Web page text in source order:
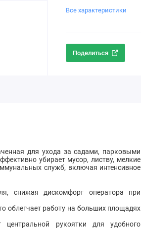
Все характеристики
Поделиться
для ухода за садами, парковыми
убирает мусор, листву, мелкие
служб, включая интенсивное
снижая дискомфорт оператора при
облегчает работу на больших площадях
рукоятки для удобного